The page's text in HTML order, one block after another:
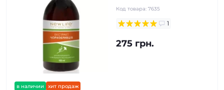
в наличии
хит продаж
Код товара: 7635
1
275 грн.